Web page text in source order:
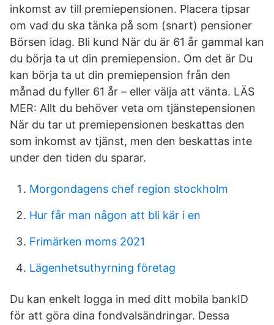
inkomst av till premiepensionen. Placera tipsar
om vad du ska tänka på som (snart) pensioner
Börsen idag. Bli kund När du är 61 år gammal kan
du börja ta ut din premiepension. Om det är Du
kan börja ta ut din premiepension från den
månad du fyller 61 år – eller välja att vänta. LÄS
MER: Allt du behöver veta om tjänstepensionen
När du tar ut premiepensionen beskattas den
som inkomst av tjänst, men den beskattas inte
under den tiden du sparar.
Morgondagens chef region stockholm
Hur får man någon att bli kär i en
Frimärken moms 2021
Lägenhetsuthyrning företag
Du kan enkelt logga in med ditt mobila bankID
för att göra dina fondvalsändringar. Dessa